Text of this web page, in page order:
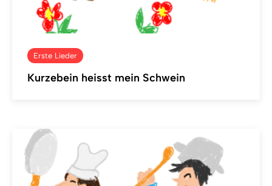
Erste Lieder
Kurzebein heisst mein Schwein